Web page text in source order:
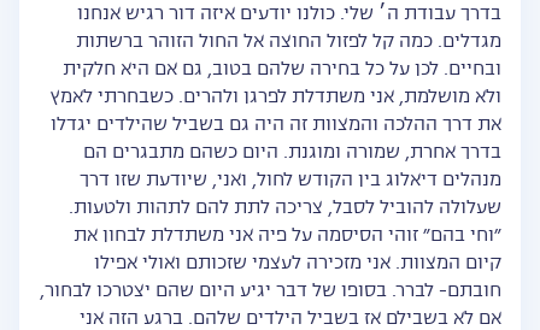
בדרך עבודת ה׳ שלי. כולנו יודעים איזה דור רגיש אנחנו
מגדלים. כמה קל לפזול החוצה אל החול הזוהר ברשתות
ובחיים. לכן על כל בחירה שלהם בטוב, גם אם היא חלקית
ולא מושלמת, אני משתדלת לפרגן ולהרים. כשבחרתי לאמץ
את דרך ההלכה והמצוות זה היה גם בשביל שהילדים יגדלו
בדרך אחרת, שמורה ומוגנת. היום כשהם מתבגרים הם
מנהלים דיאלוג בין הקודש לחול, ואני, שיודעת שזו דרך
שעלולה להוביל לסבל, צריכה לתת להם לתהות ולטעות.
״וחי בהם״ זוהי הסיסמה על פיה אני משתדלת לבחון את
קיום המצוות. אני מזכירה לעצמי שזכותם ואולי אפילו
חובתם- לברר. בסופו של דבר יגיע היום שהם יצטרכו לבחור,
אם לא בשבילם אז בשביל הילדים שלהם. ברגע הזה אני